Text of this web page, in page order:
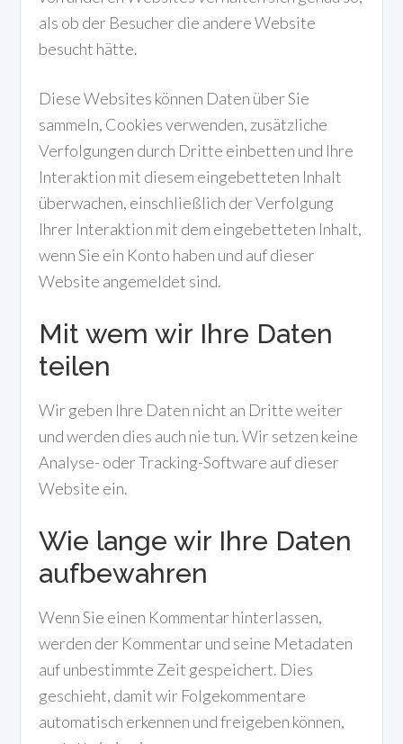
als ob der Besucher die andere Website
besucht hätte.
Diese Websites können Daten über Sie
sammeln, Cookies verwenden, zusätzliche
Verfolgungen durch Dritte einbetten und Ihre
Interaktion mit diesem eingebetteten Inhalt
überwachen, einschließlich der Verfolgung
Ihrer Interaktion mit dem eingebetteten Inhalt,
wenn Sie ein Konto haben und auf dieser
Website angemeldet sind.
Mit wem wir Ihre Daten
teilen
Wir geben Ihre Daten nicht an Dritte weiter
und werden dies auch nie tun. Wir setzen keine
Analyse- oder Tracking-Software auf dieser
Website ein.
Wie lange wir Ihre Daten
aufbewahren
Wenn Sie einen Kommentar hinterlassen,
werden der Kommentar und seine Metadaten
auf unbestimmte Zeit gespeichert. Dies
geschieht, damit wir Folgekommentare
automatisch erkennen und freigeben können,